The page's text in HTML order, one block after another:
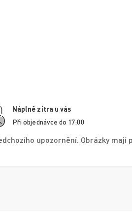
Náplně zítra u vás
Při objednávce do 17:00
upozornění. Obrázky